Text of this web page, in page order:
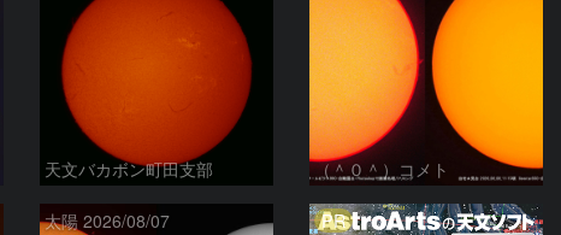
天文バカボン町田支部 （＾０＾）コメト
太陽 2026/08/07 PR